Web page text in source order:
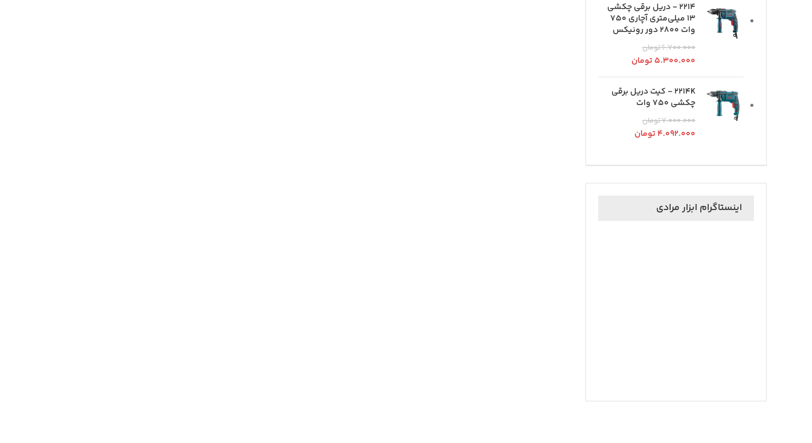
2214 - دریل برقی چکشی
13 میلی‌متری آچاری 750
وات 2800 دور رونیکس
۶.۷۰۰.۰۰۰تومان
۵.۳۰۰.۰۰۰تومان
2214K - کیت دریل برقی
چکشی 750 وات
۷.۰۰۰.۰۰۰تومان
۴.۰۹۲.۰۰۰تومان
اینستاگرام ابزار مرادی